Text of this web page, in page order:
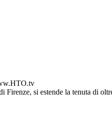
Firenze, si estende la tenuta di